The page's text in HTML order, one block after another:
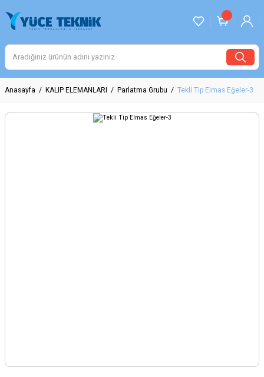
Anasayfa KALIP ELEMANLARI Parlatma Grubu Tekli Tip Elmas Eğeler-3